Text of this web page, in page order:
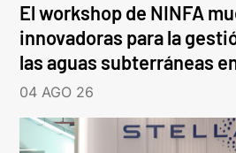
El workshop de NINFA
innovadoras para la
las aguas subterráneas
04 AGO 26